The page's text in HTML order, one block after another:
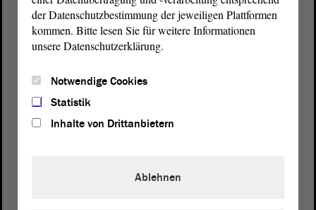
der Datenschutzbestimmung der jeweiligen Plattformen
kommen. Bitte lesen Sie für weitere Informationen
unsere Datenschutzerklärung.
Notwendige Cookies
Statistik
Inhalte von Drittanbietern
Ablehnen